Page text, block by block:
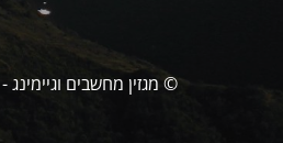
© מגזין מחשבים וגיימינג - PCPlus 2024